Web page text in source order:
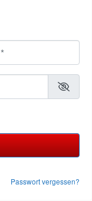
Passwort vergessen?